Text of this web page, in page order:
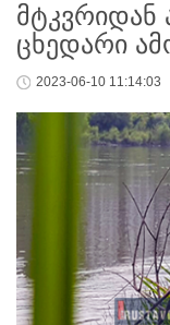
ცხედარი
2023-06-10 11:14:03